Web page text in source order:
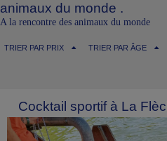
animaux du monde .
A la rencontre des animaux du monde
TRIER PAR PRIX TRIER PAR ÂGE
Cocktail sportif à La